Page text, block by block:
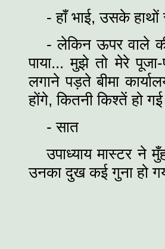
- हाँ भाई, उसके
- लेकिन ऊपर वाले
पाया... मुझे तो मेरे
लगाने पड़ते बीमा
होंगे, कितनी किश्तें हो
- सात
उपाध्याय मास्टर ने
उनका दुख कई गुना हो